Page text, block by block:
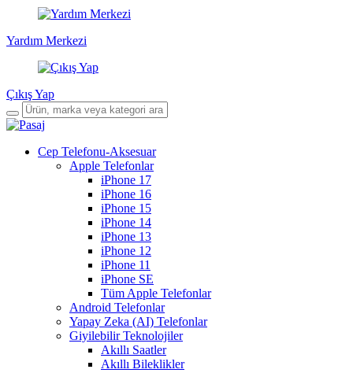
Yardım Merkezi
Çıkış Yap
Cep Telefonu-Aksesuar
Apple Telefonlar
iPhone 17
iPhone 16
iPhone 15
iPhone 14
iPhone 13
iPhone 12
iPhone 11
iPhone SE
Tüm Apple Telefonlar
Android Telefonlar
Yapay Zeka (AI) Telefonlar
Giyilebilir Teknolojiler
Akıllı Saatler
Akıllı Bileklikler